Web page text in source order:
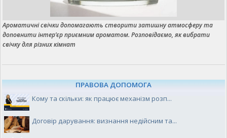
Ароматичні свічки допомагають створити затишну атмосферу та
доповнити інтер’єр приємним ароматом. Розповідаємо, як вибрати
свічку для різних кімнат
ПРАВОВА ДОПОМОГА
Кому та скільки: як працює механізм розп...
Договір дарування: визнання недійсним та...